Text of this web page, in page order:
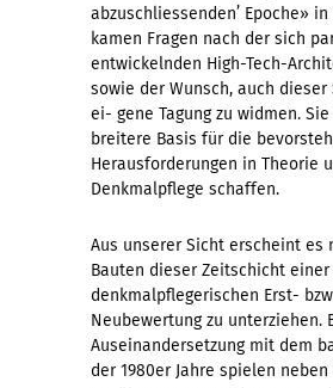
abzuschliessenden’ Epoche» in
kamen Fragen nach der sich
entwickelnden High-Tech-
sowie der Wunsch, auch dieser
ei- gene Tagung zu widmen.
breitere Basis für die
Herausforderungen in Theorie
Denkmalpflege schaffen.
Aus unserer Sicht erscheint es
Bauten dieser Zeitschicht einer
denkmalpflegerischen Erst-
Neubewertung zu unterziehen.
Auseinandersetzung mit dem
der 1980er Jahre spielen